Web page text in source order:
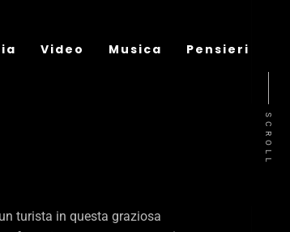
Video Musica Pensieri
SCROLL
turista in questa graziosa